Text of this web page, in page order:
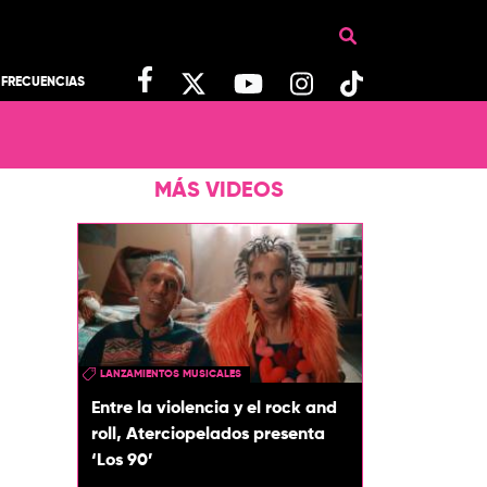
FRECUENCIAS
MÁS VIDEOS
LANZAMIENTOS MUSICALES
Entre la violencia y el rock and
roll, Aterciopelados presenta
‘Los 90’